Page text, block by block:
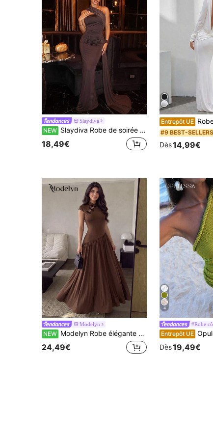
Slaydiva
NEW Slaydiva Robe de soirée longue maxi sirène marron à une épaule, drapée, froncée et avec écharpe-A
18,49€
Entrepôt UE Robe blanche
#9 BEST-SELLERS
Dès14,99€
Modelyn
NEW Modelyn Robe élégante et romantique pour femme, marron, en maille tricotée douce et extensible, manches longues, boutonnée, manches courtes, taille cintrée, coupe trapèze, style rétro élégant
24,49€
4
#Robe
Entrepôt UE Opulessa Robe
Dès19,49€